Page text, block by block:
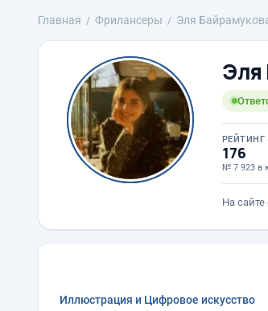
Главная Фрилансеры Эля
Эля
РЕЙТИНГ
176
№ 7 923 в
На сайте
Иллюстрация и Цифровое искусство